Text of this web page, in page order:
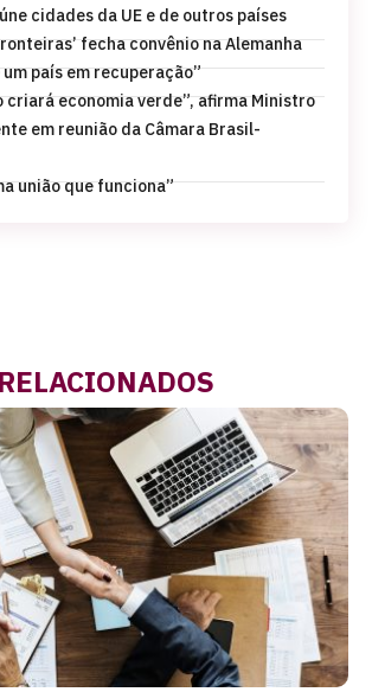
cidades da UE e de outros países
fecha convênio na Alemanha
um país em recuperação”
criará economia verde”, afirma Ministro
em reunião da Câmara Brasil-
união que funciona”